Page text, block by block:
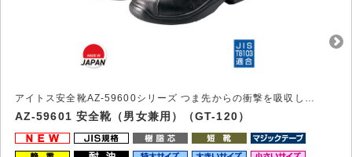
AZ-59601 安全靴（男女兼用）（GT-120）